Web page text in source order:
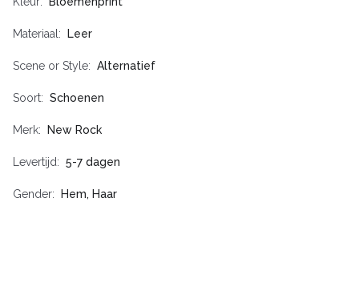
Materiaal Leer
Scene or Style Alternatief
Soort Schoenen
Merk New Rock
Levertijd 5-7 dagen
Gender Hem, Haar